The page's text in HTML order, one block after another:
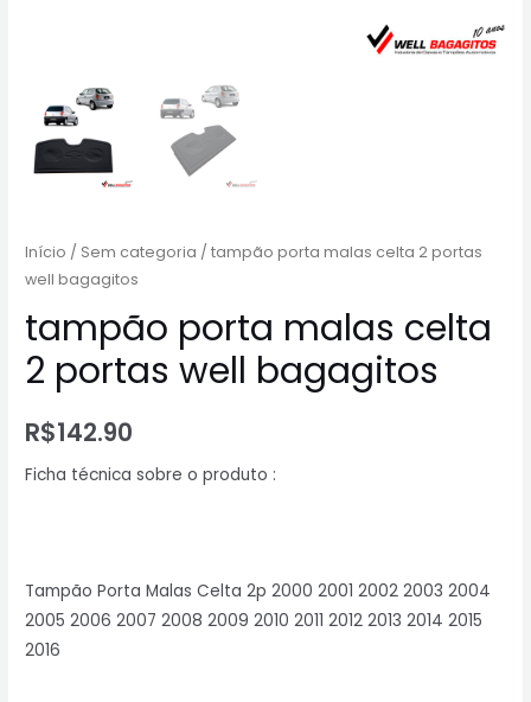
Início / Sem categoria / tampão porta malas celta 2 portas
well bagagitos
tampão porta malas celta
2 portas well bagagitos
R$142.90
Ficha técnica sobre o produto :
Tampão Porta Malas Celta 2p 2000 2001 2002 2003 2004
2005 2006 2007 2008 2009 2010 2011 2012 2013 2014 2015
2016